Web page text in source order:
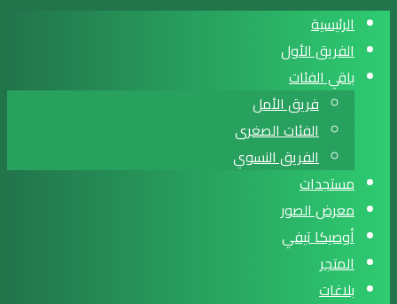
الرئيسية
الفريق الأول
باقي الفئات
فريق الأمل
الفئات الصغرى
الفريق النسوي
مستجدات
معرض الصور
أوصيكا تيفي
المتجر
بلاغات